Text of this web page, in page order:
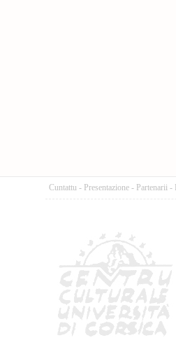
Cuntattu - Presentazione - Partenarii -